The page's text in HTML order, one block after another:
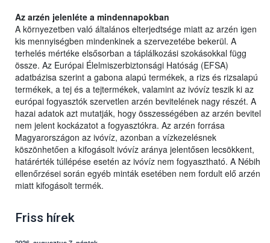
Az arzén jelenléte a mindennapokban
A környezetben való általános elterjedtsége miatt az arzén igen
kis mennyiségben mindenkinek a szervezetébe bekerül. A
terhelés mértéke elsősorban a táplálkozási szokásokkal függ
össze. Az Európai Élelmiszerbiztonsági Hatóság (EFSA)
adatbázisa szerint a gabona alapú termékek, a rizs és rizsalapú
termékek, a tej és a tejtermékek, valamint az ivóvíz teszik ki az
európai fogyasztók szervetlen arzén bevitelének nagy részét. A
hazai adatok azt mutatják, hogy összességében az arzén bevitel
nem jelent kockázatot a fogyasztókra. Az arzén forrása
Magyarországon az ivóvíz, azonban a vízkezelésnek
köszönhetően a kifogásolt ivóvíz aránya jelentősen lecsökkent,
határérték túllépése esetén az ivóvíz nem fogyasztható. A Nébih
ellenőrzései során egyéb minták esetében nem fordult elő arzén
miatt kifogásolt termék.
Friss hírek